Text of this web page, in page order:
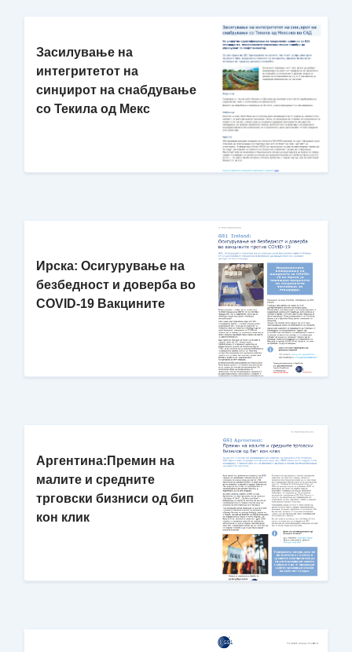
Засилување на
интегритетот на
синџирот на снабдување
со Текила од Мекс
Ирска: Осигурување на
безбедност и доверба во
COVID-19 Вакцините
Аргентина:Премин на
малите и средните
трговски бизниси од бип
кон клик